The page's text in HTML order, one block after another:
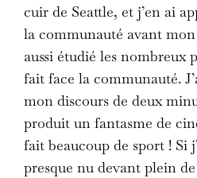
cuir de Seattle, et j’en ai
la communauté avant mon
aussi étudié les nombreux
fait face la communauté.
mon discours de deux
produit un fantasme de
fait beaucoup de sport ! Si
presque nu devant plein de